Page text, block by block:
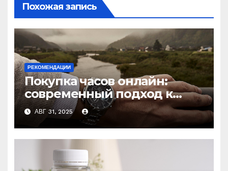
Похожая запись
РЕКОМЕНДАЦИИ
Покупка часов онлайн:
современный подход к
выбору аксессуаров
АВГ 31, 2025